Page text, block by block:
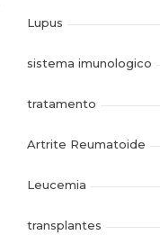
Lupus
sistema imunologico
tratamento
Artrite Reumatoide
Leucemia
transplantes